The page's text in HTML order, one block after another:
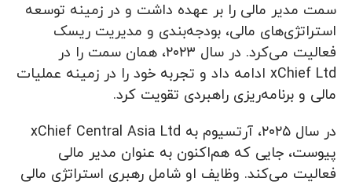
سمت مدیر مالی را بر عهده داشت و در زمینه توسعه
استراتژی‌های مالی، بودجه‌بندی و مدیریت ریسک
فعالیت می‌کرد. در سال ۲۰۲۳، همان سمت را در
xChief Ltd ادامه داد و تجربه خود را در زمینه عملیات
مالی و برنامه‌ریزی راهبردی تقویت کرد.
در سال ۲۰۲۵، آرتسیوم به xChief Central Asia Ltd
پیوست، جایی که هم‌اکنون به عنوان مدیر مالی
فعالیت می‌کند. وظایف او شامل رهبری استراتژی مالی